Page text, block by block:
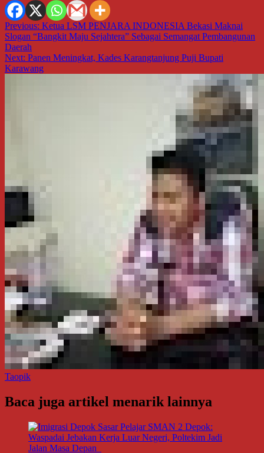
Navigasi
pos
Previous: Ketua LSM PENJARA INDONESIA Bekasi Maknai
Slogan “Bangkit Maju Sejahtera” Sebagai Semangat Pembangunan
Daerah
Next: Panen Meningkat, Kades Karangtanjung Puji Bupati
Karawang
Taopik
Baca juga artikel menarik lainnya